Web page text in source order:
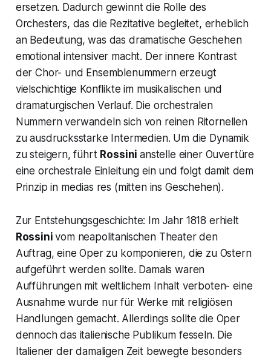
ersetzen. Dadurch gewinnt die Rolle des
Orchesters, das die Rezitative begleitet, erheblich
an Bedeutung, was das dramatische Geschehen
emotional intensiver macht. Der innere Kontrast
der Chor- und Ensemblenummern erzeugt
vielschichtige Konflikte im musikalischen und
dramaturgischen Verlauf. Die orchestralen
Nummern verwandeln sich von reinen Ritornellen
zu ausdrucksstarke Intermedien. Um die Dynamik
zu steigern, führt Rossinianstelle einer Ouvertüre
eine orchestrale Einleitung ein und folgt damit dem
Prinzip in medias res (mitten ins Geschehen).
Zur Entstehungsgeschichte: Im Jahr 1818 erhielt
Rossinivom neapolitanischen Theater den
Auftrag, eine Oper zu komponieren, die zu Ostern
aufgeführt werden sollte. Damals waren
Aufführungen mit weltlichem Inhalt verboten- eine
Ausnahme wurde nur für Werke mit religiösen
Handlungen gemacht. Allerdings sollte die Oper
dennoch das italienische Publikum fesseln. Die
Italiener der damaligen Zeit bewegte besonders